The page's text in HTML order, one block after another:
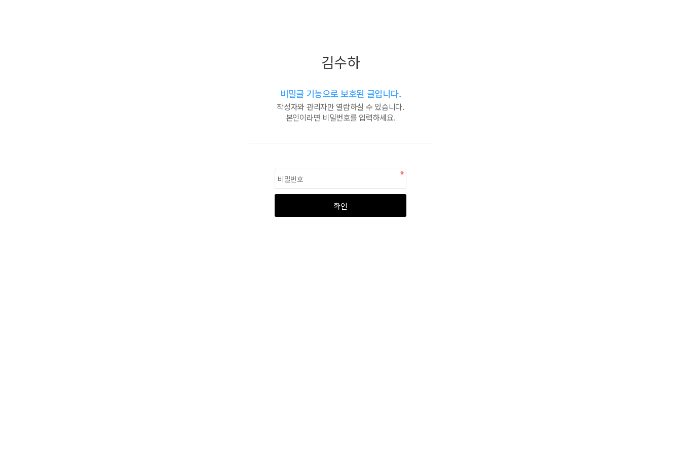
김수하
비밀글 기능으로 보호된 글입니다.
작성자와 관리자만 열람하실 수 있습니다.
본인이라면 비밀번호를 입력하세요.